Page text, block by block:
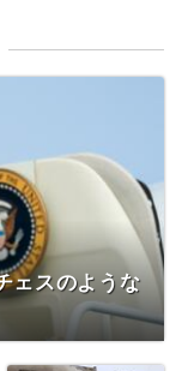
ェスのような